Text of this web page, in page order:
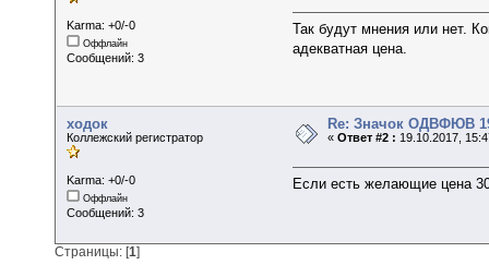
Karma: +0/-0
Оффлайн
Сообщений: 3
Так будут мнения или нет.
адекватная цена.
ходок
Коллежский регистратор
Karma: +0/-0
Оффлайн
Сообщений: 3
Re: Значок ОДВФЮВ
«Ответ #2 : 19.10.2017,
Если есть желающие цена
Страницы: [1]